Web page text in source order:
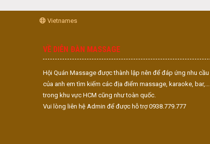
Vietnames
VỀ DIỄN ĐÀN MASSAGE
Hội Quán Massage được thành lập nên để đáp ứng nhu cầu
của anh em tìm kiếm các địa điểm massage, karaoke, bar,...
trong khu vực HCM cũng như toàn quốc.
Vui lòng liên hệ Admin để được hỗ trợ 0938.779.777